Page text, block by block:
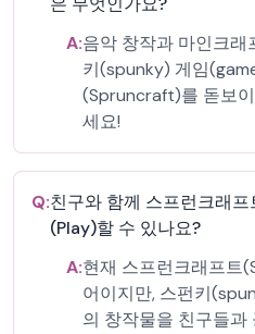
A:음악 창작과 마인크래
키(spunky) 게임
(Spruncraft)를 돋보
세요!
Q:친구와 함께 스프런크래
(Play)할 수 있나요?
A:현재 스프런크래프트
어이지만, 스펀키
의 창작물을 친구들과